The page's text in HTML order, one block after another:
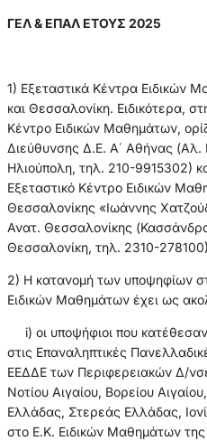
ΓΕΛ & ΕΠΑΛ ΕΤΟΥΣ 2025
1) Εξεταστικά Κέντρα Ειδικών
και Θεσσαλονίκη. Ειδικότερα,
Κέντρο Ειδικών Μαθημάτων,
Διεύθυνσης Δ.Ε. Α΄ Αθήνας (Αλ.
Ηλιούπολη, τηλ. 210-9915302)
Εξεταστικό Κέντρο Ειδικών
Θεσσαλονίκης «Ιωάννης
Ανατ. Θεσσαλονίκης
Θεσσαλονίκη, τηλ. 2310-
2) Η κατανομή των υποψηφίων
Ειδικών Μαθημάτων έχει ως
i) οι υποψήφιοι που
στις Επαναληπτικές
ΕΕΔΔΕ των Περιφερειακών Δ/
Νοτίου Αιγαίου, Βορείου
Ελλάδας, Στερεάς Ελλάδας,
στο Ε.Κ. Ειδικών Μαθημάτων της